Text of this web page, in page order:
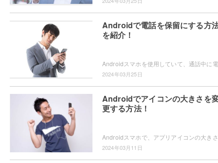
Androidで電話を保留にする方
を紹介！
2024年03月25日
Androidでアイコンの大きさを
更する方法！
2024年03月11日